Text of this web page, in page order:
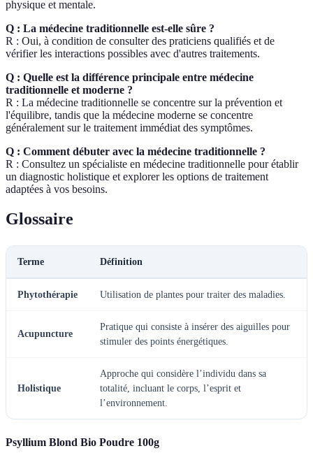
physique et mentale.
Q : La médecine traditionnelle est-elle sûre ?
R : Oui, à condition de consulter des praticiens qualifiés et de
vérifier les interactions possibles avec d'autres traitements.
Q : Quelle est la différence principale entre médecine
traditionnelle et moderne ?
R : La médecine traditionnelle se concentre sur la prévention et
l'équilibre, tandis que la médecine moderne se concentre
généralement sur le traitement immédiat des symptômes.
Q : Comment débuter avec la médecine traditionnelle ?
R : Consultez un spécialiste en médecine traditionnelle pour établir
un diagnostic holistique et explorer les options de traitement
adaptées à vos besoins.
Glossaire
Terme Définition
Phytothérapie Utilisation de plantes pour traiter des maladies.
Acupuncture
Pratique qui consiste à insérer des aiguilles pour
stimuler des points énergétiques.
Holistique
Approche qui considère l’individu dans sa
totalité, incluant le corps, l’esprit et
l’environnement.
Psyllium Blond Bio Poudre 100g